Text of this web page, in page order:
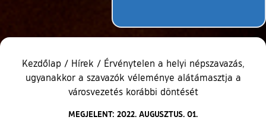
Kezdőlap / Hírek / Érvénytelen a helyi népszavazás,
ugyanakkor a szavazók véleménye alátámasztja a
városvezetés korábbi döntését
MEGJELENT: 2022. AUGUSZTUS. 01.